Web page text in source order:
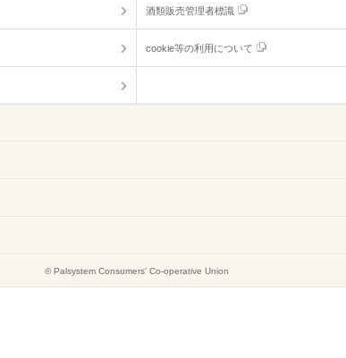
酒類販売管理者標識
cookie等の利用について
© Palsystem Consumers' Co-operative Union